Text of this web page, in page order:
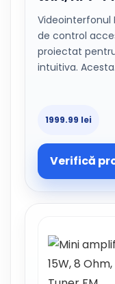
Videointerfonul
de control
proiectat
intuitiva.
1999.99 lei
Verifică